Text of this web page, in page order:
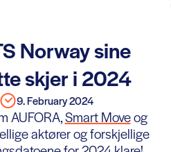
Norway sine
skjer i 2024
9. February 2024
AUFORA,Smart Moveog
aktører og forskjellige